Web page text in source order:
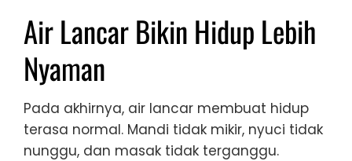
Air Lancar Bikin Hidup Lebih
Nyaman
Pada akhirnya, air lancar membuat hidup
terasa normal. Mandi tidak mikir, nyuci tidak
nunggu, dan masak tidak terganggu.